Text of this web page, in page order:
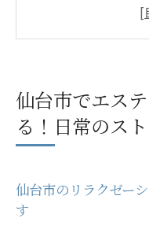
エステでリ
を楽しむ
日常のスト
仙台市でエス
る！日常のス
仙台市のリラクゼー
す